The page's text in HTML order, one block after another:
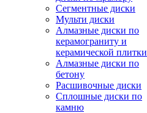
Сегментные диски
Мульти диски
Алмазные диски по
керамограниту и
керамической плитки
Алмазные диски по
бетону
Расшивочные диски
Сплошные диски по
камню